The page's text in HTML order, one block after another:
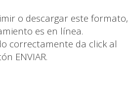
o descargar este formato,
es en línea.
correctamente da click al
ENVIAR.